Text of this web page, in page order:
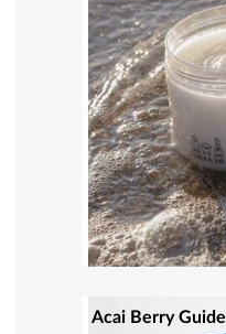
Acai Berry Guide